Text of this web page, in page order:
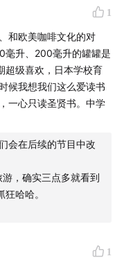
等平台收听我们的
。
1
和欧美咖啡文化的对
毫升、200毫升的罐罐是
级喜欢，日本学校育
候我想我们这么爱读书
一心只读圣贤书。中学
会在后续的节目中改
游，确实三点多就看到
哈哈。
1